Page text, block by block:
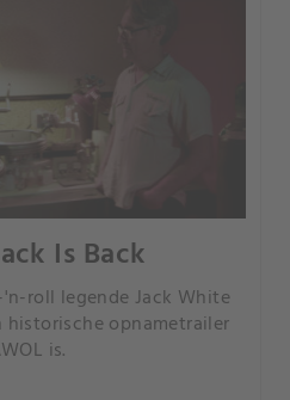
Is Back
roll legende Jack White
opnametrailer
is.